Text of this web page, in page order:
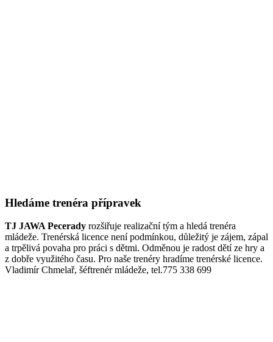
Hledáme trenéra přípravek
TJ JAWA Pecerady rozšiřuje realizační tým a hledá trenéra
mládeže. Trenérská licence není podmínkou, důležitý je zájem, zápal
a trpělivá povaha pro práci s dětmi. Odměnou je radost dětí ze hry a
z dobře využitého času. Pro naše trenéry hradíme trenérské licence.
Vladimír Chmelař, šéftrenér mládeže, tel.775 338 699